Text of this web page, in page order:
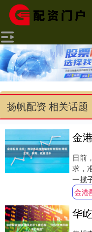
扬帆配资 相关话题
日前
求，
一揽
协同
贴群
金港